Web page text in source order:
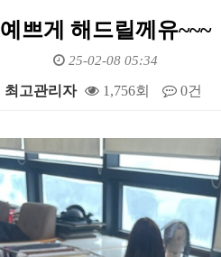
예쁘게 해드릴께유~~~
25-02-08 05:34
최고관리자 1,756회 0건